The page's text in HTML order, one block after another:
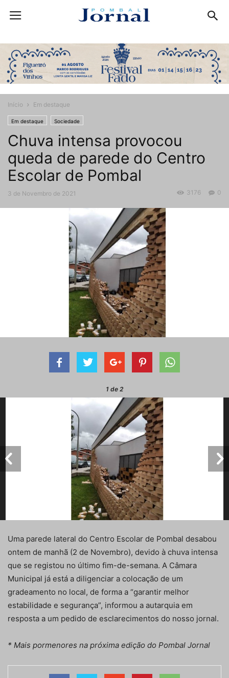
Início Em destaque
Em destaque Sociedade
Chuva intensa provocou
queda de parede do Centro
Escolar de Pombal
3 de Novembro de 2021 0
3176
1 de 2
Uma parede lateral do Centro Escolar de Pombal desabou
ontem de manhã (2 de Novembro), devido à chuva intensa
que se registou no último fim-de-semana. A Câmara
Municipal já está a diligenciar a colocação de um
gradeamento no local, de forma a “garantir melhor
estabilidade e segurança”, informou a autarquia em
resposta a um pedido de esclarecimentos do nosso jornal.
* Mais pormenores na próxima edição do Pombal Jornal